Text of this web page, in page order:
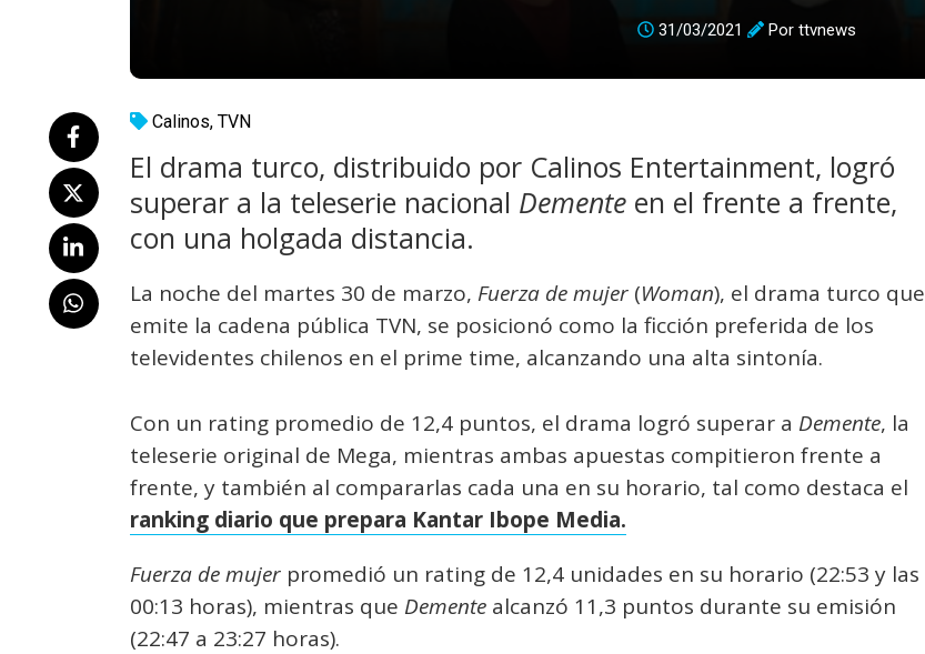
31/03/2021 Por ttvnews
Calinos, TVN
El drama turco, distribuido por Calinos Entertainment, logró
superar a la teleserie nacional Demente en el frente a frente,
con una holgada distancia.
La noche del martes 30 de marzo, Fuerza de mujer (Woman), el drama turco que
emite la cadena pública TVN, se posicionó como la ficción preferida de los
televidentes chilenos en el prime time, alcanzando una alta sintonía.
Con un rating promedio de 12,4 puntos, el drama logró superar a Demente, la
teleserie original de Mega, mientras ambas apuestas compitieron frente a
frente, y también al compararlas cada una en su horario, tal como destaca el
ranking diario que prepara Kantar Ibope Media.
Fuerza de mujer promedió un rating de 12,4 unidades en su horario (22:53 y las
00:13 horas), mientras que Demente alcanzó 11,3 puntos durante su emisión
(22:47 a 23:27 horas).